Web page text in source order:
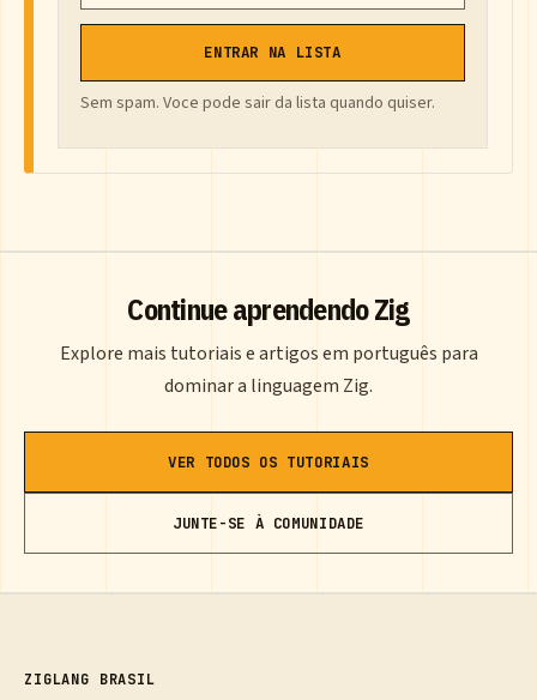
ENTRAR NA LISTA
Sem spam. Voce pode sair da lista quando quiser.
Continue aprendendo Zig
Explore mais tutoriais e artigos em português para
dominar a linguagem Zig.
VER TODOS OS TUTORIAIS
JUNTE-SE À COMUNIDADE
ZIGLANG BRASIL